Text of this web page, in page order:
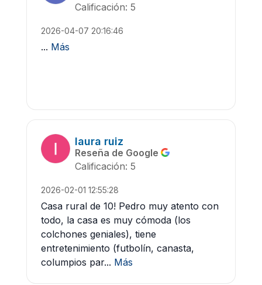
Calificación: 5
2026-04-07 20:16:46
... Más
laura ruiz
Reseña de Google
Calificación: 5
2026-02-01 12:55:28
Casa rural de 10! Pedro muy atento con
todo, la casa es muy cómoda (los
colchones geniales), tiene
entretenimiento (futbolín, canasta,
columpios par... Más